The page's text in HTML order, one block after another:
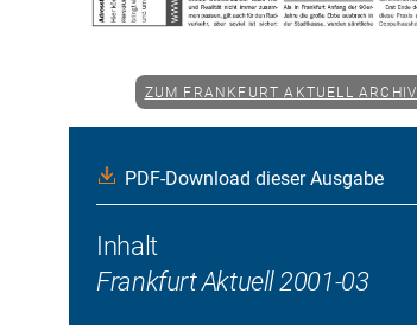
ZUM FRANKFURT AKTUELL ARCHIV
PDF-Download dieser Ausgabe
Inhalt
Frankfurt Aktuell 2001-03